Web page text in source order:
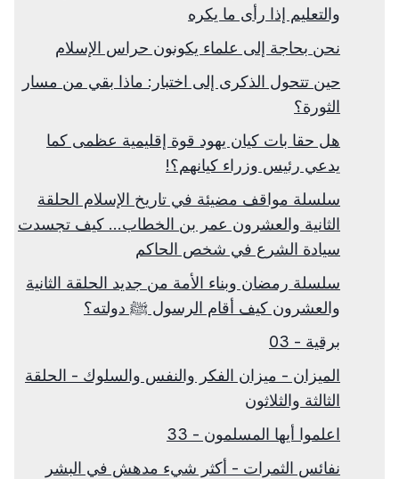
والتعليم إذا رأى ما يكره
نحن بحاجة إلى علماء يكونون حراس الإسلام
حين تتحول الذكرى إلى اختبار: ماذا بقي من مسار
الثورة؟
هل حقا بات كيان يهود قوة إقليمية عظمى كما
يدعي رئيس وزراء كيانهم؟!
سلسلة مواقف مضيئة في تاريخ الإسلام الحلقة
الثانية والعشرون عمر بن الخطاب... كيف تجسدت
سيادة الشرع في شخص الحاكم
سلسلة رمضان وبناء الأمة من جديد الحلقة الثانية
والعشرون كيف أقام الرسول ﷺ دولته؟
برقية - 03
الميزان - ميزان الفكر والنفس والسلوك - الحلقة
الثالثة والثلاثون
اعلموا أيها المسلمون - 33
نفائس الثمرات - أكثر شيء مدهش في البشر